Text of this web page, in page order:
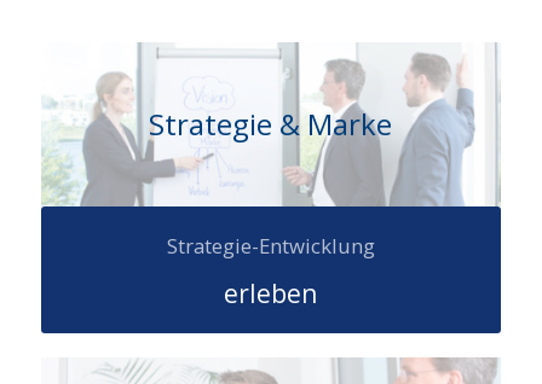
Strategie & Marke
Strategie-Entwicklung
erleben